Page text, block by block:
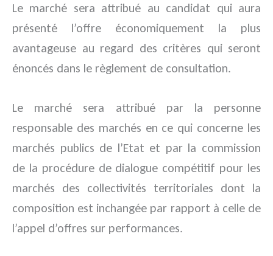
Le marché sera attribué au candidat qui aura
présenté l’offre économiquement la plus
avantageuse au regard des critères qui seront
énoncés dans le règlement de consultation.
Le marché sera attribué par la personne
responsable des marchés en ce qui concerne les
marchés publics de l’Etat et par la commission
de la procédure de dialogue compétitif pour les
marchés des collectivités territoriales dont la
composition est inchangée par rapport à celle de
l’appel d’offres sur performances.